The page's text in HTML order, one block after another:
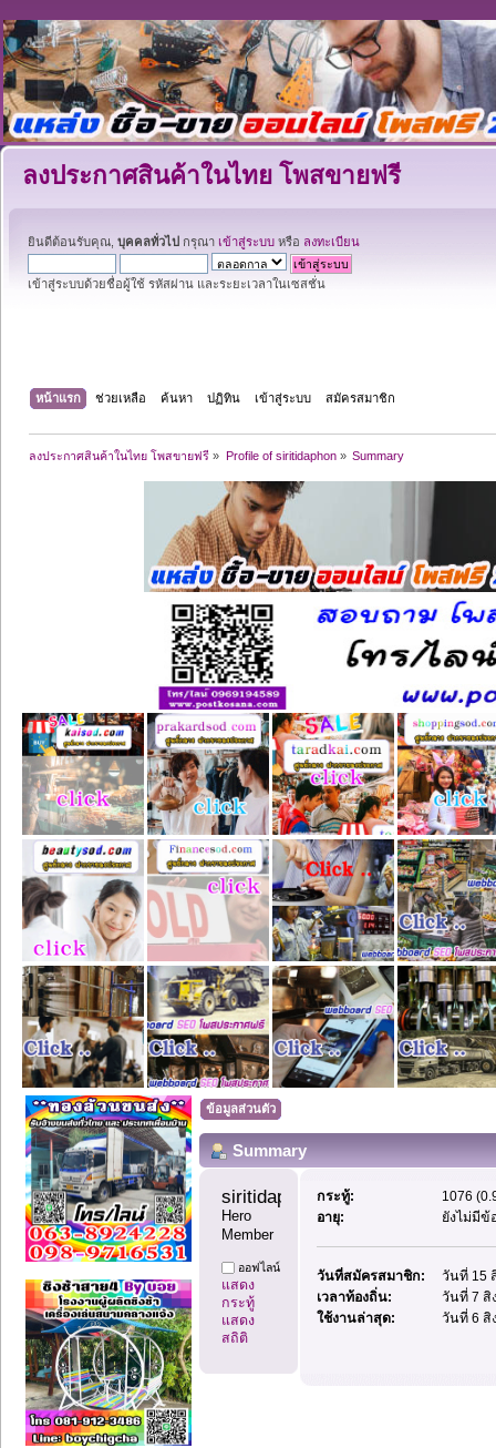
ลงประกาศสินค้าในไทย โพสขายฟรี
ยินดีต้อนรับคุณ, บุคคลทั่วไป กรุณา เข้าสู่ระบบ หรือ ลงทะเบียน
เข้าสู่ระบบด้วยชื่อผู้ใช้ รหัสผ่าน และระยะเวลาในเซสชั่น
หน้าแรก ช่วยเหลือ ค้นหา ปฏิทิน เข้าสู่ระบบ สมัครสมาชิก
ลงประกาศสินค้าในไทย โพสขายฟรี » Profile of siritidaphon» Summary
ข้อมูลส่วนตัว
Summary
siritidaphon
Hero
Member
ออฟไลน์
แสดง
กระทู้
แสดง
สถิติ
กระทู้:
1076
อายุ:
ยังไม่มีข้
วันที่สมัครสมาชิก:
วันที่ 15
เวลาท้องถิ่น:
วันที่ 7 สิ
ใช้งานล่าสุด:
วันที่ 6 สิ